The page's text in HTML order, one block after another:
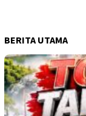
BERITA UTAMA